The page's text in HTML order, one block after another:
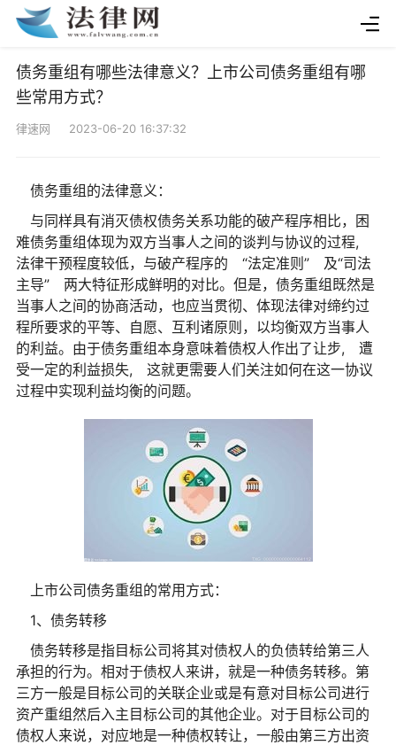
债务重组有哪些法律意义？上市公司债务重组有哪
些常用方式？
律速网 2023-06-20 16:37:32
债务重组的法律意义：
与同样具有消灭债权债务关系功能的破产程序相比，困
难债务重组体现为双方当事人之间的谈判与协议的过程,
法律干预程度较低，与破产程序的 “法定准则” 及“司法
主导” 两大特征形成鲜明的对比。但是，债务重组既然是
当事人之间的协商活动，也应当贯彻、体现法律对缔约过
程所要求的平等、自愿、互利诸原则，以均衡双方当事人
的利益。由于债务重组本身意味着债权人作出了让步, 遭
受一定的利益损失, 这就更需要人们关注如何在这一协议
过程中实现利益均衡的问题。
上市公司债务重组的常用方式：
1、债务转移
债务转移是指目标公司将其对债权人的负债转给第三人
承担的行为。相对于债权人来讲，就是一种债务转移。第
三方一般是目标公司的关联企业或是有意对目标公司进行
资产重组然后入主目标公司的其他企业。对于目标公司的
债权人来说，对应地是一种债权转让，一般由第三方出资